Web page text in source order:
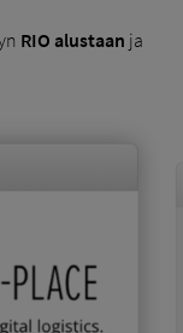
RIO alustaan ​​ja